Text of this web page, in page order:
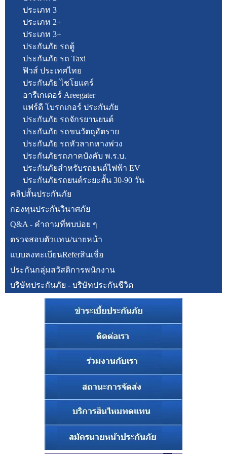
ประเภท 3
ประเภท 2+
ประเภท 3+
ประกันภัย รถตู้
ประกันภัย รถ Taxi
ฟิวส์ ประเทศไทย
ประกันภัย ไชโยแคร์
อารีเกเตอร์ Areegater
แฟร์ดี โบรกเกอร์ ประกันภัย
ประกันภัย รถจักรยานยนต์
ประกันภัย รถขนวัตถุอัตราย
ประกันภัย รถหัวลากหางพ่วง
ประกันภัยรถภาคบังคับ พ.ร.บ.
ประกันภัยสำหรับรถยนต์ไฟฟ้า EV
ประกันภัยรถยนต์ระยะสั้น 30-90 วัน
คลิปสั้นประกันภัย
กองทุนประกันวินาศภัย
Q&A - คำถามที่พบบ่อย ๆ
ตรวจสอบตัวแทน/นายหน้า
แบบลงทะเบียนReferสินเชื่อ
ประกันกลุ่มสวัสดิการพนักงาน
บริษัทประกันภัย - บริษัทประกันชีวิต